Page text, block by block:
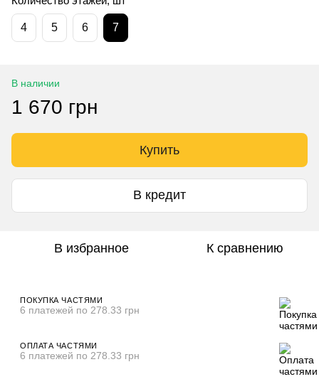
4 5 6 7
В наличии
1 670 грн
Купить
В кредит
В избранное К сравнению
ПОКУПКА ЧАСТЯМИ
6 платежей по 278.33 грн
ОПЛАТА ЧАСТЯМИ
6 платежей по 278.33 грн